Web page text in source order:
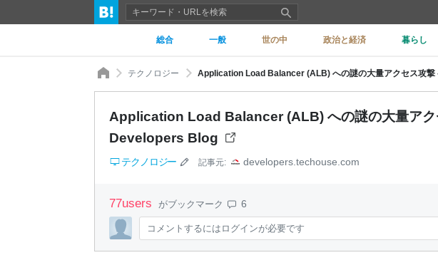
総合 一般 世の中 政治と経済 暮らし
テクノロジー Application Load Balancer (ALB) への謎の大量アクセス攻
Application Load Balancer (ALB) への謎の大量ア
Developers Blog
テクノロジー 記事元: developers.techouse.com
77users がブックマーク 6
コメントするにはログインが必要です